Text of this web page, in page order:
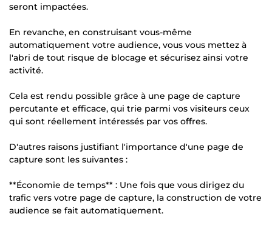
seront impactées.
En revanche, en construisant vous-même
automatiquement votre audience, vous vous mettez à
l'abri de tout risque de blocage et sécurisez ainsi votre
activité.
Cela est rendu possible grâce à une page de capture
percutante et efficace, qui trie parmi vos visiteurs ceux
qui sont réellement intéressés par vos offres.
D'autres raisons justifiant l'importance d'une page de
capture sont les suivantes :
**Économie de temps** : Une fois que vous dirigez du
trafic vers votre page de capture, la construction de votre
audience se fait automatiquement.